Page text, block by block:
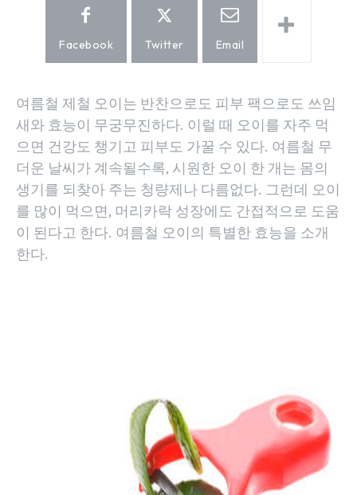
Facebook Twitter Email
여름철 제철 오이는 반찬으로도 피부 팩으로도 쓰임
새와 효능이 무궁무진하다. 이럴 때 오이를 자주 먹
으면 건강도 챙기고 피부도 가꿀 수 있다. 여름철 무
더운 날씨가 계속될수록, 시원한 오이 한 개는 몸의
생기를 되찾아 주는 청량제나 다름없다. 그런데 오이
를 많이 먹으면, 머리카락 성장에도 간접적으로 도움
이 된다고 한다. 여름철 오이의 특별한 효능을 소개
한다.